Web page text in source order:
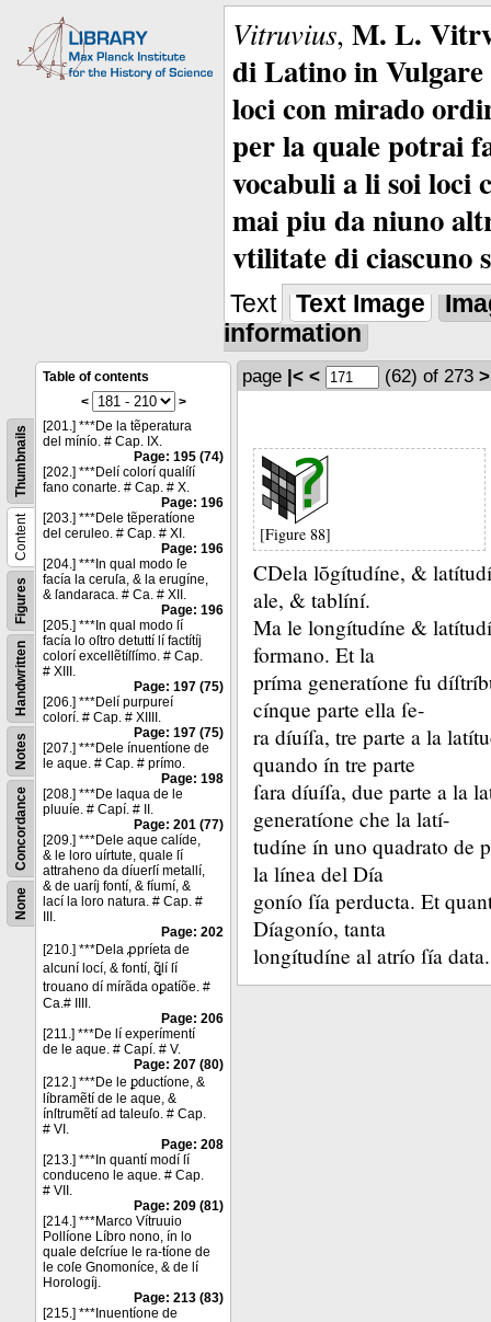
Vitruvius, M. L.
di Latino in Vulgare
loci con mirado
per la quale potrai
vocabuli a li soi loci
mai piu da niuno
vtilitate di ciascuno
Text Text Image
information
None
Concordance
Notes
Handwritten
Figures
Content
Thumbnails
Table of contents
<
>
[201.] ***De la tẽperatura
del mínío. # Cap. IX.
Page: 195 (74)
[202.] ***Delí colorí qualíſí
fano conarte. # Cap. # X.
Page: 196
[203.] ***Dele tẽperatíone
del ceruleo. # Cap. # XI.
Page: 196
[204.] ***In qual modo ſe
facía la ceruſa, & la erugíne,
& ſandaraca. # Ca. # XII.
Page: 196
[205.] ***In qual modo ſí
facía lo oſtro detuttí lí factítíj
colorí excellẽtíſſímo. # Cap.
# XIII.
Page: 197 (75)
[206.] ***Delí purpureí
colorí. # Cap. # XIIII.
Page: 197 (75)
[207.] ***Dele ínuentíone de
le aque. # Cap. # prímo.
Page: 198
[208.] ***De laqua de le
pluuíe. # Capí. # II.
Page: 201 (77)
[209.] ***Dele aque calíde,
& le loro uírtute, quale ſí
attraheno da díuerſí metallí,
& de uaríj fontí, & fíumí, &
lací la loro natura. # Cap. #
III.
Page: 202
[210.] ***Dela ꝓpríeta de
alcuní locí, & fontí, ꝗ̃lí ſí
trouano dí mírãda oꝑatíõe. #
Ca.# IIII.
Page: 206
[211.] ***De lí experímentí
de le aque. # Capí. # V.
Page: 207 (80)
[212.] ***De le ꝑductíone, &
líbramẽtí de le aque, &
ínſtrumẽtí ad taleuſo. # Cap.
# VI.
Page: 208
[213.] ***In quantí modí ſí
conduceno le aque. # Cap.
# VII.
Page: 209 (81)
[214.] ***Marco Vítruuio
Pollíone Líbro nono, ín lo
quale deſcríue le ra-tíone de
le coſe Gnomoníce, & de lí
Horologíj.
Page: 213 (83)
[215.] ***Inuentíone de
page |< < (62) of 273 >
[Figure 88]
CDela lõgítudíne, &
ale, & tablíní.
Ma le longítudíne &
formano. Et la
príma generatíone fu
cínque parte ella ſe-
ra díuíſa, tre parte a la
quando ín tre parte
ſara díuíſa, due parte a la
generatíone che la latí-
tudíne ín uno quadrato de
la línea del Día
gonío ſía perducta. Et
Díagonío, tanta
longítudíne al atrío ſía data.